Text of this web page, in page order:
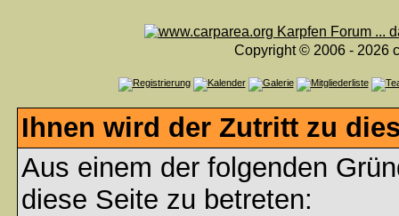
Copyright © 2006 - 2026
Ihnen wird der Zutritt zu
Aus einem der folgenden
diese Seite zu betreten: